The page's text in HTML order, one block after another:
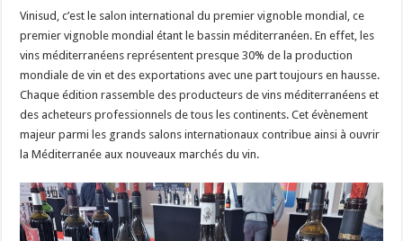
Vinisud, c’est le salon international du premier vignoble mondial, ce
premier vignoble mondial étant le bassin méditerranéen. En effet, les
vins méditerranéens représentent presque 30% de la production
mondiale de vin et des exportations avec une part toujours en hausse.
Chaque édition rassemble des producteurs de vins méditerranéens et
des acheteurs professionnels de tous les continents. Cet évènement
majeur parmi les grands salons internationaux contribue ainsi à ouvrir
la Méditerranée aux nouveaux marchés du vin.